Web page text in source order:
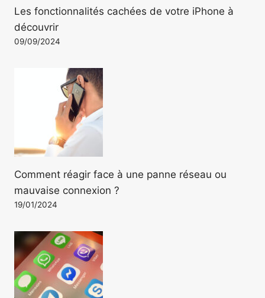
Les fonctionnalités cachées de votre iPhone à
découvrir
09/09/2024
Comment réagir face à une panne réseau ou
mauvaise connexion ?
19/01/2024